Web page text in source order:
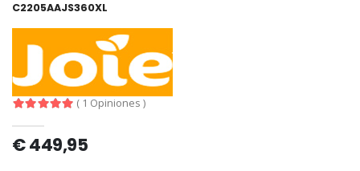
C2205AAJS360XL
( 1 Opiniones )
€ 449,95